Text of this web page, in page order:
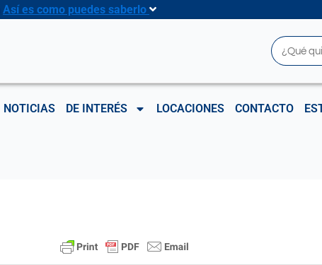
Así es como puedes saberlo
Buscar
NOTICIAS DE INTERÉS LOCACIONES CONTACTO